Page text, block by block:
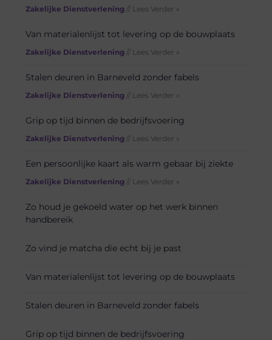
Zakelijke Dienstverlening // Lees Verder »
Van materialenlijst tot levering op de bouwplaats
Zakelijke Dienstverlening // Lees Verder »
Stalen deuren in Barneveld zonder fabels
Zakelijke Dienstverlening // Lees Verder »
Grip op tijd binnen de bedrijfsvoering
Zakelijke Dienstverlening // Lees Verder »
Een persoonlijke kaart als warm gebaar bij ziekte
Zakelijke Dienstverlening // Lees Verder »
Zo houd je gekoeld water op het werk binnen
handbereik
Zo vind je matcha die echt bij je past
Van materialenlijst tot levering op de bouwplaats
Stalen deuren in Barneveld zonder fabels
Grip op tijd binnen de bedrijfsvoering